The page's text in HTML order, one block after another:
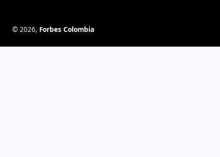
© 2026, Forbes Colombia